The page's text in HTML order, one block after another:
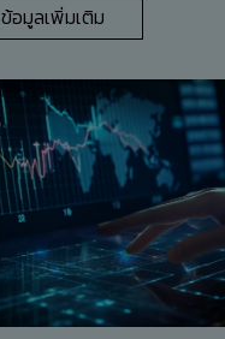
ข้อมูลเพิ่มเติม